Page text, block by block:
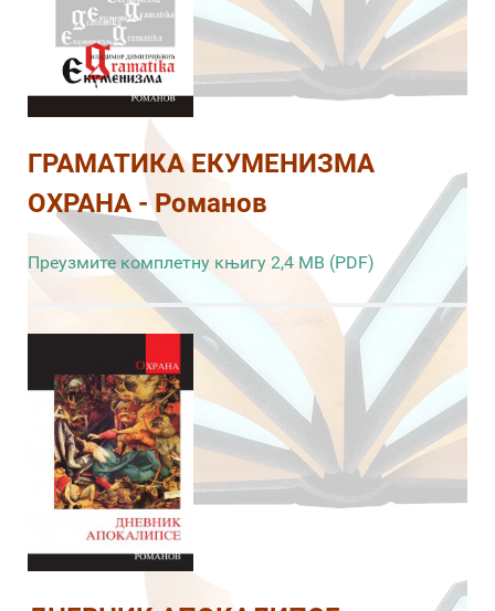
ГРАМАТИКА ЕКУМЕНИЗМА
ОХРАНА - Романов
Преузмите комплетну књигу 2,4 MB (PDF)